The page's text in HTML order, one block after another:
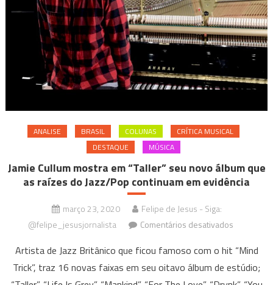
ANALISE BRASIL COLUNAS
CRÍTICA MUSICAL
DESTAQUE
MÚSICA
Jamie Cullum mostra em “Taller” seu novo álbum que
as raízes do Jazz/Pop continuam em evidência
março 23, 2020
Felipe de Jesus - Siga:
@felipe_jesusjornalista
Comentários desativadosem
Cullum
mostra
Artista de Jazz Britânico que ficou famoso com o hit “Mind
Trick”, traz 16 novas faixas em seu oitavo álbum de estúdio;